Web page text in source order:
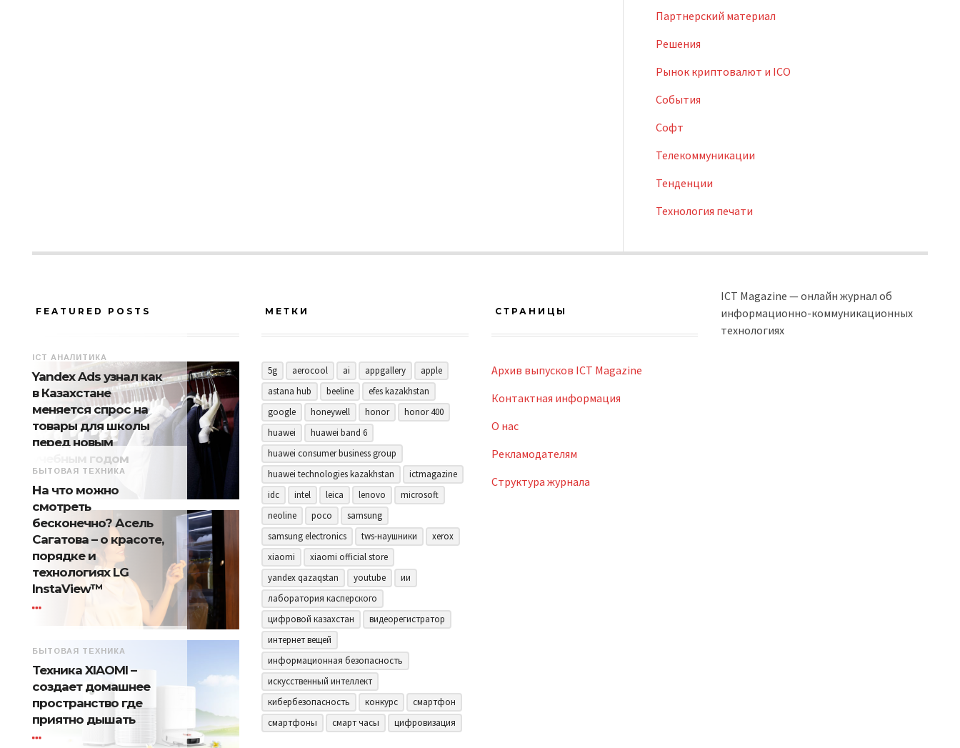
Партнерский материал
Решения
Рынок криптовалют и ICO
События
Софт
Телекоммуникации
Тенденции
Технология печати
FEATURED POSTS
ICT АНАЛИТИКА
Yandex Ads узнал как
в Казахстане
меняется спрос на
товары для школы
перед новым
учебным годом
БЫТОВАЯ ТЕХНИКА
На что можно
смотреть
бесконечно? Асель
Сагатова – о красоте,
порядке и
технологиях LG
InstaView™
БЫТОВАЯ ТЕХНИКА
Техника XIAOMI –
создает домашнее
пространство где
приятно дышать
МЕТКИ
5g aerocool ai appgallery
apple
astana hub
beeline
efes kazakhstan
google
honeywell honor
honor 400
huawei
huawei band 6
huawei consumer business group
huawei technologies kazakhstan
ictmagazine
idc
intel leica lenovo
microsoft
neoline
poco
samsung
samsung electronics
tws-наушники
xerox
xiaomi
xiaomi official store
yandex qazaqstan
youtube
ии
лаборатория касперского
цифровой казахстан
видеорегистратор
интернет вещей
информационная безопасность
искусственный интеллект
кибербезопасность
конкурс
смартфон
смартфоны
смарт часы цифровизация
СТРАНИЦЫ
Архив выпусков ICT Magazine
Контактная информация
О нас
Рекламодателям
Структура журнала
ICT Magazine — онлайн журнал об
информационно-коммуникационных
технологиях